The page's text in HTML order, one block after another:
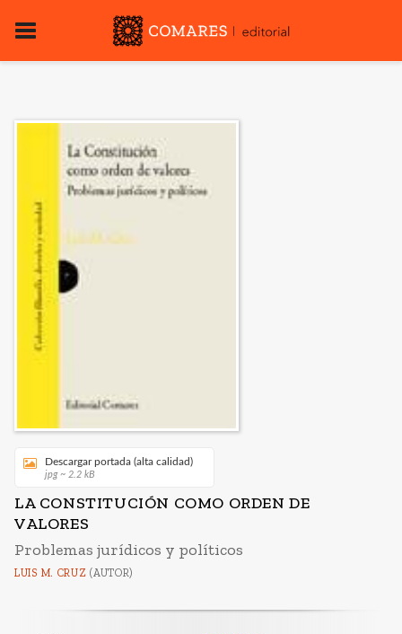
Descargar portada (alta calidad)
jpg ~ 2.2 kB
LA CONSTITUCIÓN COMO ORDEN DE
VALORES
Problemas jurídicos y políticos
LUIS M. CRUZ (AUTOR)